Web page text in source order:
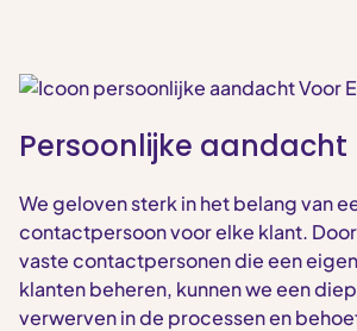
Persoonlijke aandacht
We geloven sterk in het belang van
contactpersoon voor elke klant.
vaste contactpersonen die een
klanten beheren, kunnen we een
verwerven in de processen en